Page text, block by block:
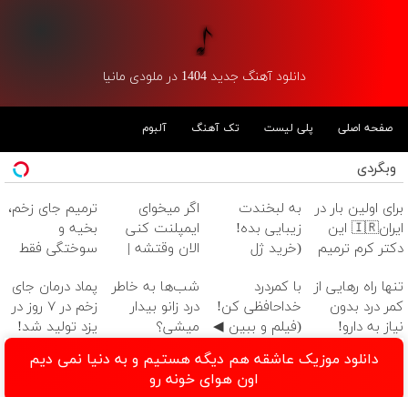
دانلود آهنگ جدید 1404 در ملودی مانیا
صفحه اصلی پلی لیست تک آهنگ آلبوم
وبگردی
برای اولین بار در
ایران🇮🇷 این
دکتر کرم ترمیم
ساخت!
به لبخندت
زیبایی بده!
(خرید ژل
دندان
با40%تخفیف)
اگر میخوای
ایمپلنت کنی
الان وقتشه |
میلیون تومان!!!
ترمیم جای زخم،
بخیه و
سوختگی فقط
تنها راه رهایی از
کمر درد بدون
نیاز به دارو!
(◂پرسش‌نامه)
با کمردرد
خداحافظی کن!
(فیلم و ببین ◀
پرکن)
شب‌ها به خاطر
درد زانو بیدار
میشی؟
پماد درمان جای
زخم در ۷ روز در
یزد تولید شد!
(مشاوره بگیرید)
دانلود موزیک عاشقه هم دیگه هستیم و به دنیا نمی دیم
اون هوای خونه رو